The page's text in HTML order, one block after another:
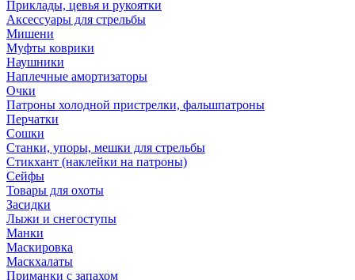
Приклады, цевья и рукоятки
Аксессуары для стрельбы
Мишени
Муфты коврики
Наушники
Наплечные амортизаторы
Очки
Патроны холодной пристрелки, фальшпатроны
Перчатки
Сошки
Станки, упоры, мешки для стрельбы
Стикхант (наклейки на патроны)
Сейфы
Товары для охоты
Засидки
Лыжи и снегоступы
Манки
Маскировка
Маскхалаты
Приманки с запахом